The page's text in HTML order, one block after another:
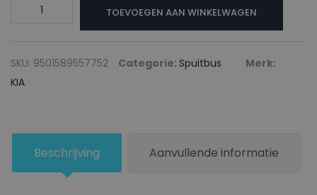
Blanke
lak
COSMIC
-
TOEVOEGEN AAN WINKELWAGEN
SKU: 9501589557752 Categorie: Spuitbus
Merk:
KIA
Beschrijving Aanvullende informatie